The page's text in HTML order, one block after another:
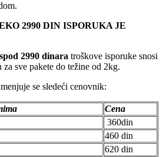
2990 DIN ISPORUKA JE
2990 dinara troškove isporuke snosi
sve pakete do težine od 2kg.
se sledeći cenovnik:
Cena
360din
460 din
620 din